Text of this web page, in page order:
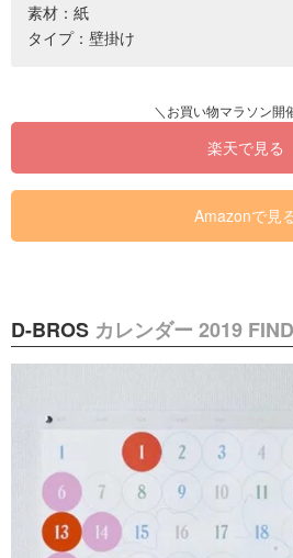
素材：紙
タイプ：壁掛け
楽天で見る
Amazonで見
D-BROS カレンダー 2019